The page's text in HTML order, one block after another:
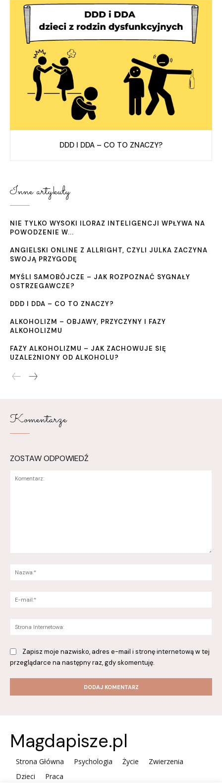
DDD I DDA – CO TO ZNACZY?
Inne artykuły
NIE TYLKO WYSOKI ILORAZ INTELIGENCJI WPŁYWA NA
POWODZENIE W...
ANGIELSKI ONLINE Z ALLRIGHT, CZYLI JULKA ZACZYNA
SWOJĄ PRZYGODĘ
MYŚLI SAMOBÓJCZE – JAK ROZPOZNAĆ SYGNAŁY
OSTRZEGAWCZE?
DDD I DDA – CO TO ZNACZY?
ALKOHOLIZM – OBJAWY, PRZYCZYNY I FAZY
ALKOHOLIZMU
FAZY ALKOHOLIZMU – JAK ZACHOWUJE SIĘ
UZALEŻNIONY OD ALKOHOLU?
Komentarze
ZOSTAW ODPOWIEDŹ
Zapisz moje nazwisko, adres e-mail i stronę internetową w tej
przeglądarce na następny raz, gdy skomentuję.
Magdapisze.pl
Strona Główna Psychologia Życie
Zwierzenia
Dzieci
Praca